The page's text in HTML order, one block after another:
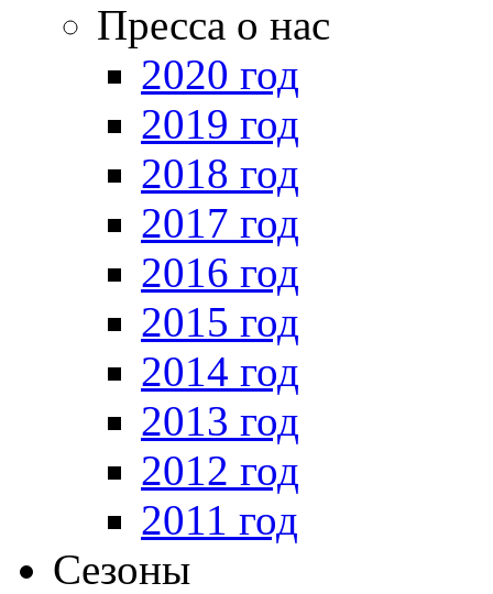
Пресса о нас
2020 год
2019 год
2018 год
2017 год
2016 год
2015 год
2014 год
2013 год
2012 год
2011 год
Сезоны